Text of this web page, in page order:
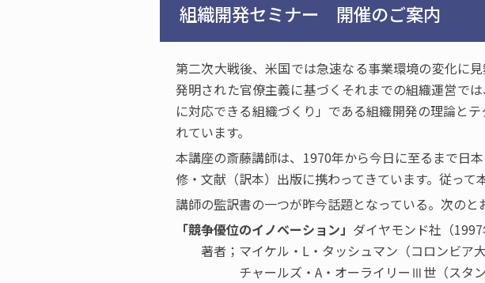
組織開発セミナー 開催のご案内
第二次大戦後、米国では急速なる事業環境の変化に
発明された官僚主義に基づくそれまでの組織運営で
に対応できる組織づくり」である組織開発の理論と
れています。
本講座の斎藤講師は、1970年から今日に至るまで日
修・文献（訳本）出版に携わってきています。従って
講師の監訳書の一つが昨今話題となっている。次のと
「競争優位のイノベーション」 ダイヤモンド社（1997
著者；マイケル・L・タッシュマン（コロンビア大
チャールズ・A・オーライリーⅢ世（スタンフ